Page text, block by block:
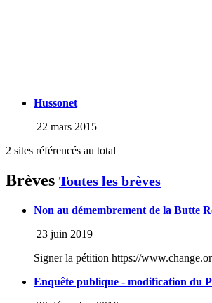
Hussonet
22 mars 2015
2 sites référencés au total
Brèves Toutes les brèves
Non au démembrement de la Butte
23 juin 2019
Signer la pétition https://
Enquête publique - modification du